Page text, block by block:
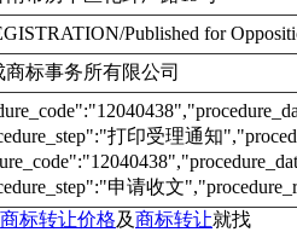
Published for
标事务所有限公司
打印受理通知
申请收文
商标转让价格及商标转让就找